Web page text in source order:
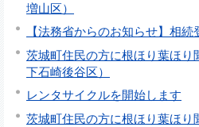
増山区）
【法務省からのお知らせ】相
茨城町住民の方に根ほり葉ほり
下石崎後谷区）
レンタサイクルを開始します
茨城町住民の方に根ほり葉ほり